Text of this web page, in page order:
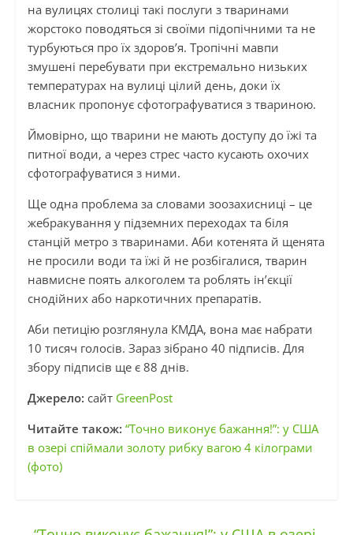
на вулицях столиці такі послуги з тваринами
жорстоко поводяться зі своїми підопічними та не
турбуються про їх здоров’я. Тропічні мавпи
змушені перебувати при екстремально низьких
температурах на вулиці цілий день, доки їх
власник пропонує сфотографуватися з твариною.
Ймовірно, що тварини не мають доступу до їжі та
питної води, а через стрес часто кусають охочих
сфотографуватися з ними.
Ще одна проблема за словами зоозахисниці – це
жебракування у підземних переходах та біля
станцій метро з тваринами. Аби котенята й щенята
не просили води та їжі й не розбігалися, тварин
навмисне поять алкоголем та роблять ін’єкції
снодійних або наркотичних препаратів.
Аби петицію розглянула КМДА, вона має набрати
10 тисяч голосів. Зараз зібрано 40 підписів. Для
збору підписів ще є 88 днів.
Джерело: сайт GreenPost
Читайте також: “Точно виконує бажання!”: у США
в озері спіймали золоту рибку вагою 4 кілограми
(фото)